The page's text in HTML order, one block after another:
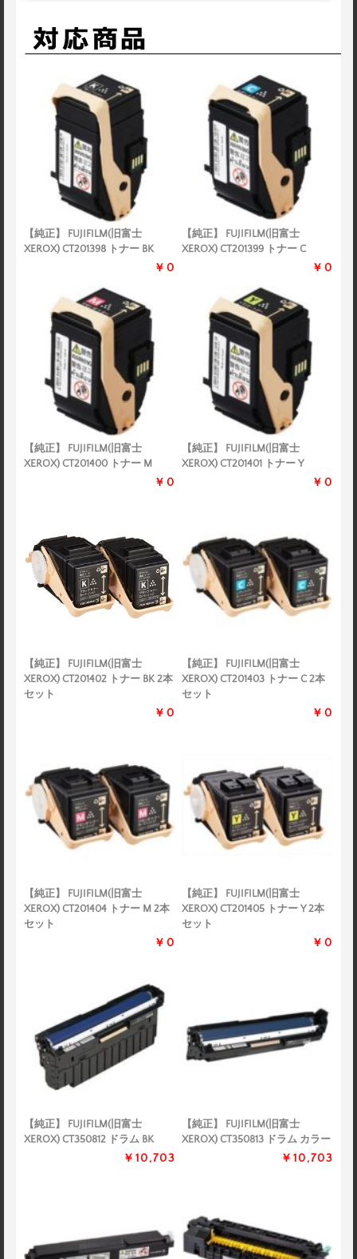
【純正】 FUJIFILM(旧富士
XEROX) CT201398 トナー BK
￥0
【純正】 FUJIFILM(旧富士
XEROX) CT201399 トナー C
￥0
【純正】 FUJIFILM(旧富士
XEROX) CT201400 トナー M
￥0
【純正】 FUJIFILM(旧富士
XEROX) CT201401 トナー Y
￥0
【純正】 FUJIFILM(旧富士
XEROX) CT201402 トナー BK 2本
セット
￥0
【純正】 FUJIFILM(旧富士
XEROX) CT201403 トナー C 2本
セット
￥0
【純正】 FUJIFILM(旧富士
XEROX) CT201404 トナー M 2本
セット
￥0
【純正】 FUJIFILM(旧富士
XEROX) CT201405 トナー Y 2本
セット
￥0
【純正】 FUJIFILM(旧富士
XEROX) CT350812 ドラム BK
￥10,703
【純正】 FUJIFILM(旧富士
XEROX) CT350813 ドラム カラー
￥10,703